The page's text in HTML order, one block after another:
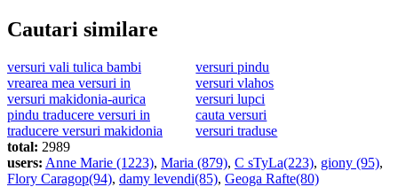
Cautari similare
versuri vali tulica bambi
versuri pindu
vrearea mea versuri in
versuri vlahos
versuri makidonia-aurica
versuri lupci
pindu traducere versuri in
cauta versuri
traducere versuri makidonia
versuri traduse
total: 2989
users: Anne Marie (1223), Maria (879), C sTyLa(223), giony (95),
Flory Caragop(94), damy levendi(85), Geoga Rafte(80)